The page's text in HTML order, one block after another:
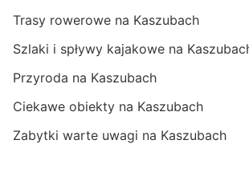
Trasy rowerowe na Kaszubach
Szlaki i spływy kajakowe na
Przyroda na Kaszubach
Ciekawe obiekty na Kaszubach
Zabytki warte uwagi na Kaszubach